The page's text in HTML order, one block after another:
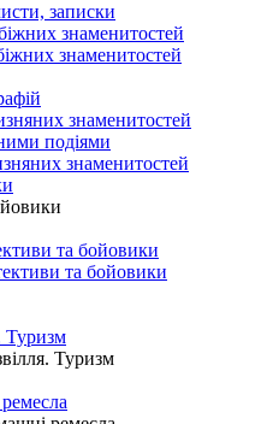
записки
знаменитостей
знаменитостей
знаменитостей
подіями
знаменитостей
та бойовики
та бойовики
Туризм
Туризм